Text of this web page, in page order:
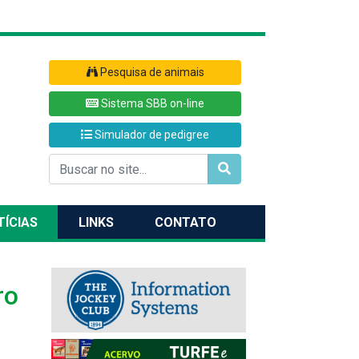
Pesquisa de animais
Sistema SBB on-line
Simulador de pedigree
LINKS CONTATO